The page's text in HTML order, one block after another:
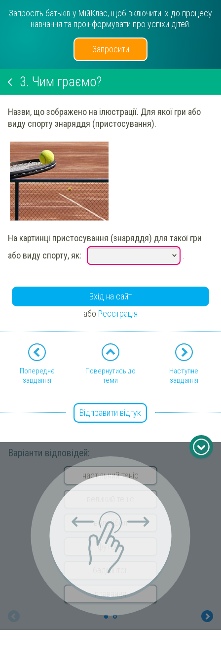
Запросіть батьків у МійКлас, щоб включити їх до процесу
навчання та проінформувати про успіхи дітей.
Запросити
3. Чим граємо?
Назви, що зображено на ілюстрації. Для якої гри або
виду спорту знаряддя (пристосування).
На картинці пристосування (знаряддя) для такої гри
або виду спорту, як:
.
Варіанти відповідей:
настільний теніс
волейбол
футбол
бадмінтон
плавання
Вхід на сайт
або Реєстрація
Попереднє
завдання
Повернутись до
теми
Наступне
завдання
Відправити відгук
Copyright © 2026 «МійКлас»